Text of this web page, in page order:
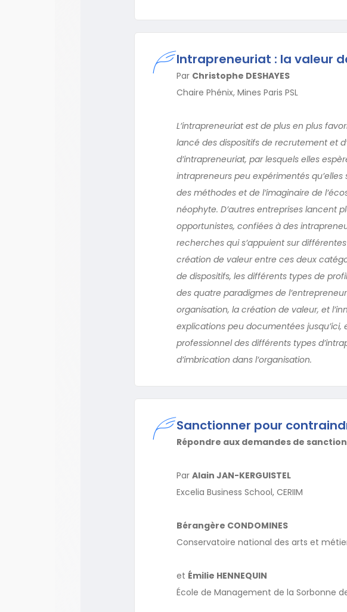
Intrapreneuriat : la valeur
Par Christophe DESHAYES
Chaire Phénix, Mines Paris PSL
L’intrapreneuriat est de plus en plus
lancé des dispositifs de recrutement et
d’intrapreneuriat, par lesquels elles
intrapreneurs peu expérimentés
des méthodes et de l’imaginaire de
néophyte. D’autres entreprises lancent
opportunistes, confiées à des
recherches qui s’appuient sur
création de valeur entre ces deux
de dispositifs, les différents types de
des quatre paradigmes de
organisation, la création de valeur, et
explications peu documentées
professionnel des différents types
d’imbrication dans l’organisation.
Sanctionner pour
Répondre aux demandes de
Par Alain JAN-KERGUISTEL
Excelia Business School, CERIIM
Bérangère CONDOMINES
Conservatoire national des arts et
et Émilie HENNEQUIN
École de Management de la Sorbonne